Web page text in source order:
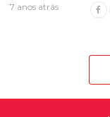
7 anos atrás